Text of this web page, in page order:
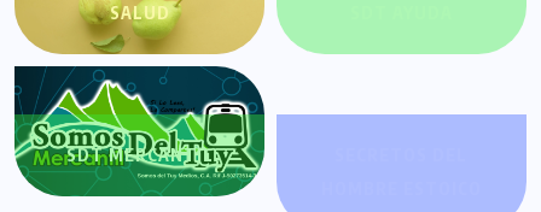
SALUD
SDT MERCANTIL